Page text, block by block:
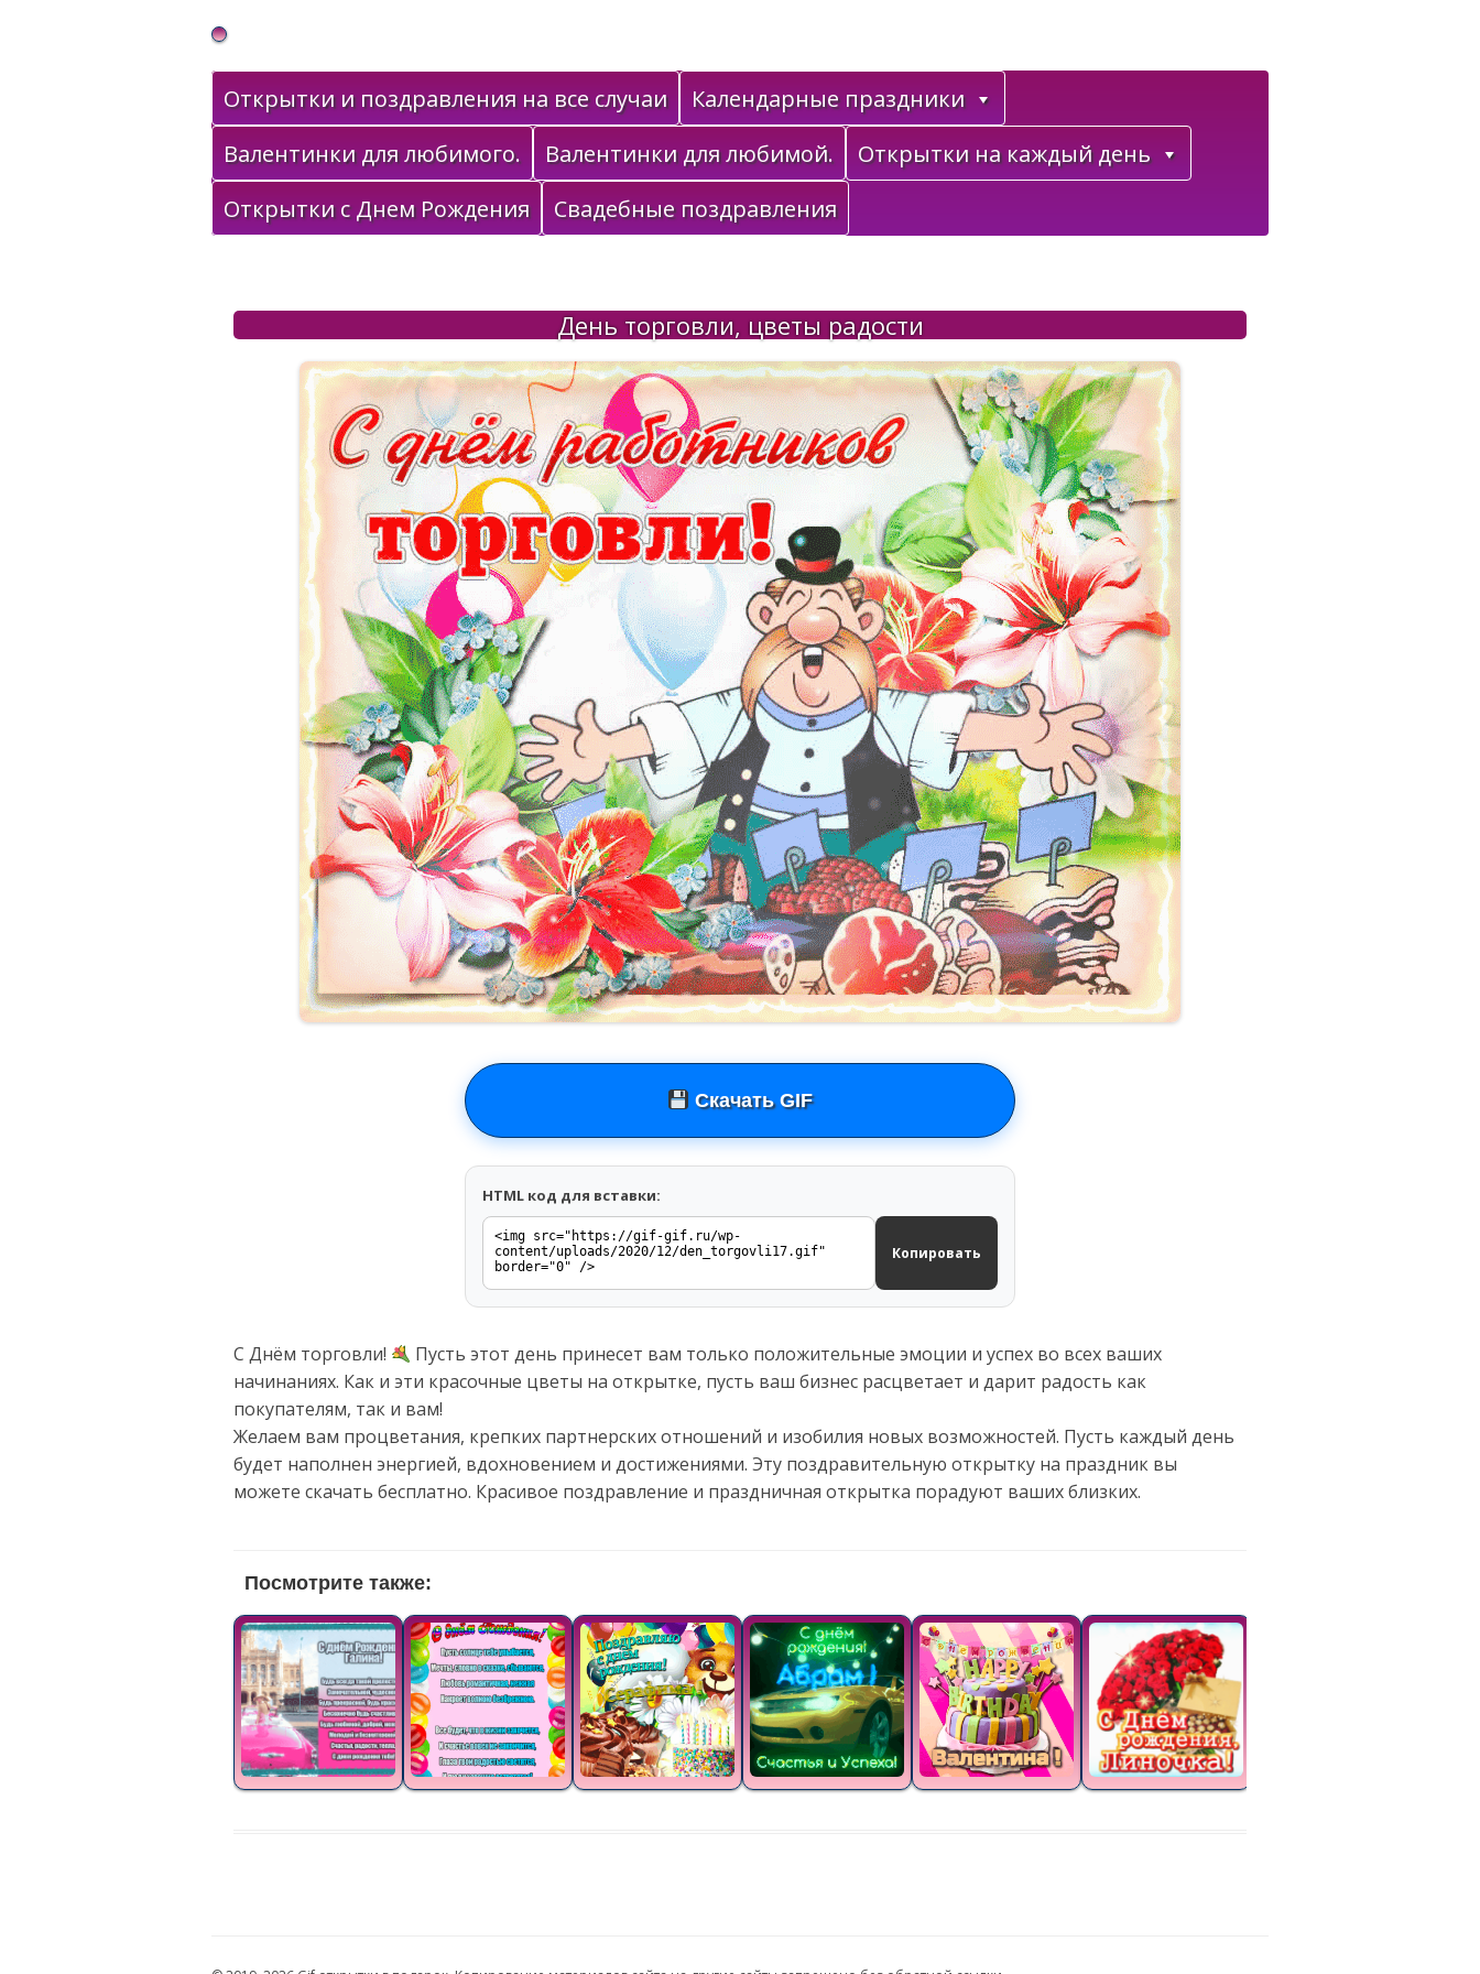
Gif Открытки в подарок
Открытки и поздравления на все случаи
Календарные праздники
Валентинки для любимого.
Валентинки для любимой.
Открытки на каждый день
Открытки с Днем Рождения
Свадебные поздравления
День торговли, цветы радости
Скачать GIF
HTML код для вставки:
Копировать
С Днём торговли!
Пусть этот день принесет вам только положительные эмоции и успех во всех ваших
начинаниях. Как и эти красочные цветы на открытке, пусть ваш бизнес расцветает и дарит радость как
покупателям, так и вам!
Желаем вам процветания, крепких партнерских отношений и изобилия новых возможностей. Пусть каждый день
будет наполнен энергией, вдохновением и достижениями. Эту поздравительную открытку на праздник вы
можете скачать бесплатно. Красивое поздравление и праздничная открытка порадуют ваших близких.
Посмотрите также: